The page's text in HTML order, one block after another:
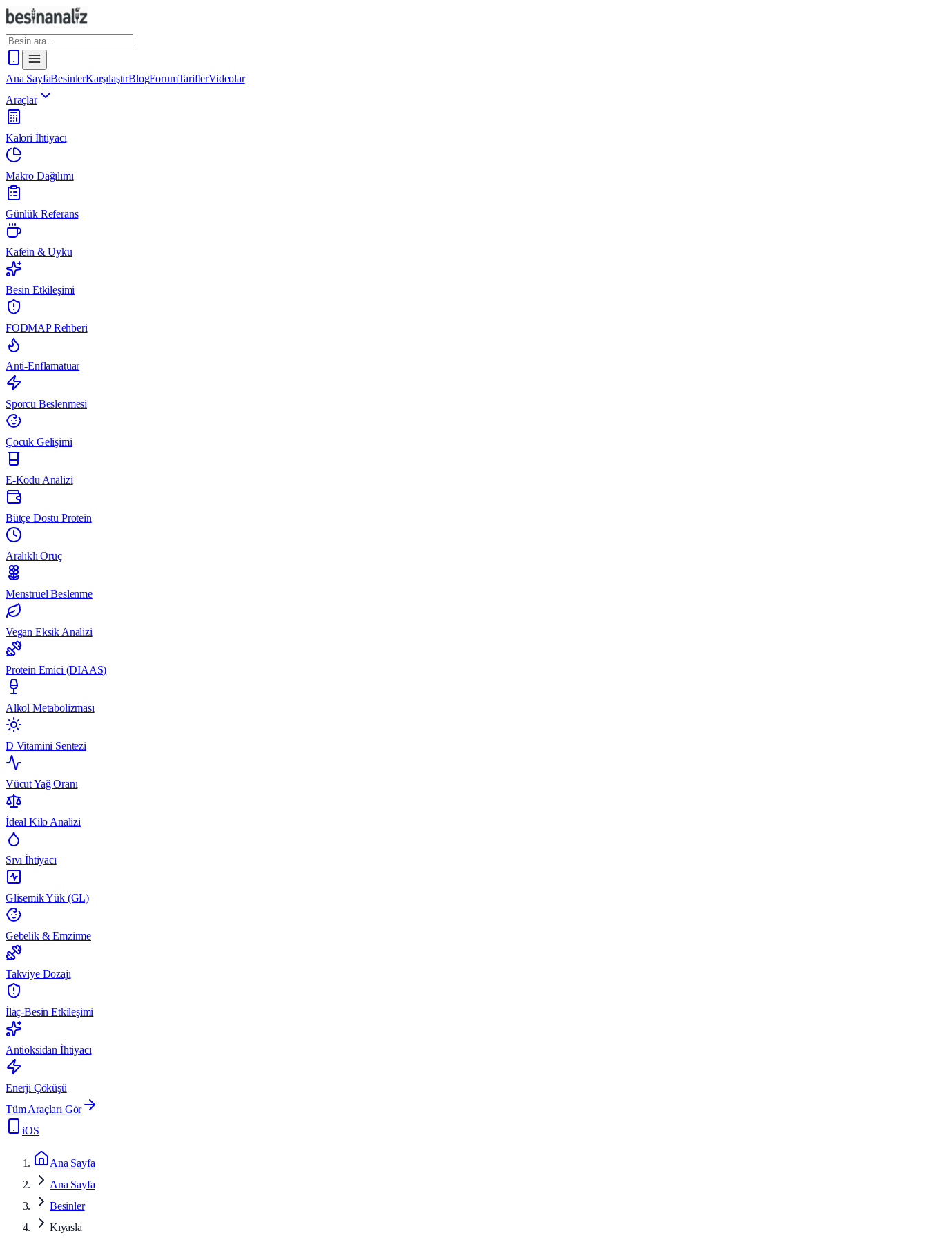
Ana SayfaBesinlerKarşılaştırBlogForumTariflerVideolar
Araçlar
Kalori İhtiyacı
Makro Dağılımı
Günlük Referans
Kafein & Uyku
Besin Etkileşimi
FODMAP Rehberi
Anti-Enflamatuar
Sporcu Beslenmesi
Çocuk Gelişimi
E-Kodu Analizi
Bütçe Dostu Protein
Aralıklı Oruç
Menstrüel Beslenme
Vegan Eksik Analizi
Protein Emici (DIAAS)
Alkol Metabolizması
D Vitamini Sentezi
Vücut Yağ Oranı
İdeal Kilo Analizi
Sıvı İhtiyacı
Glisemik Yük (GL)
Gebelik & Emzirme
Takviye Dozajı
İlaç-Besin Etkileşimi
Antioksidan İhtiyacı
Enerji Çöküşü
Tüm Araçları Gör
iOS
Ana Sayfa
Ana Sayfa
Besinler
Kıyasla